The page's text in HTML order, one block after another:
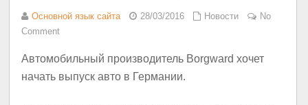
Основной язык сайта 28/03/2016 Новости
No
Comment
Автомобильный производитель Borgward хочет
начать выпуск авто в Германии.